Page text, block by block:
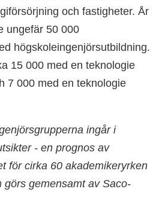
och fastigheter. År
ungefär 50 000
högskoleingenjörsutbild­ning.
15 000 med en teknologie
7 000 med en teknologie
ingår i
- en prognos av
för cirka 60 akademikeryrken
görs gemensamt av Saco-